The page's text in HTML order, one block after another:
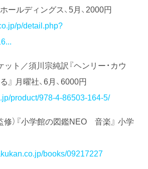
ールディングス、5月、2000円
p/detail.php?
ット／須川宗純訳『ヘンリー・カウ
月曜社、6月、6000円
product/978-4-86503-164-5/
修）『小学館の図鑑NEO 音楽』 小学
books/09217227